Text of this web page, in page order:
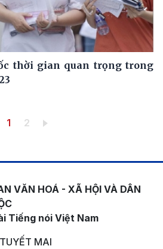
thời gian quan trọng trong
Trang hiện thời
1 Trang
2
VĂN HOÁ - XÃ HỘI VÀ DÂN
Tiếng nói Việt Nam
MAI